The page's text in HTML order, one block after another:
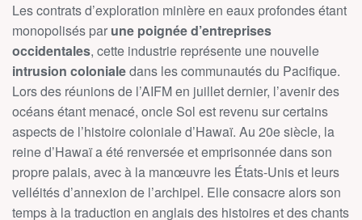
Les contrats d’exploration minière en eaux profondes étant
monopolisés par une poignée d’entreprises
occidentales, cette industrie représente une nouvelle
intrusion colonialedans les communautés du Pacifique.
Lors des réunions de l’AIFM en juillet dernier, l’avenir des
océans étant menacé, oncle Sol est revenu sur certains
aspects de l’histoire coloniale d’Hawaï. Au 20e siècle, la
reine d’Hawaï a été renversée et emprisonnée dans son
propre palais, avec à la manœuvre les États-Unis et leurs
velléités d’annexion de l’archipel. Elle consacre alors son
temps à la traduction en anglais des histoires et des chants